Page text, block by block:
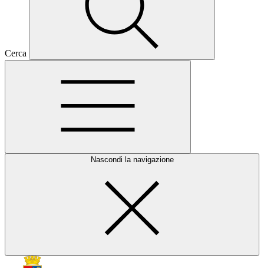
Cerca
Nascondi la navigazione